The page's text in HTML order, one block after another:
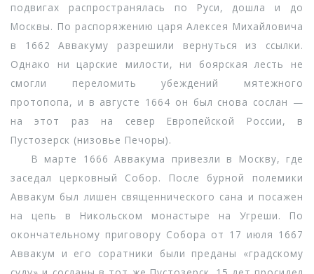
подвигах распространялась по Руси, дошла и до
Москвы. По распоряжению царя Алексея Михайловича
в 1662 Аввакуму разрешили вернуться из ссылки.
Однако ни царские милости, ни боярская лесть не
смогли переломить убеждений мятежного
протопопа, и в августе 1664 он был снова сослан —
на этот раз на север Европейской России, в
Пустозерск (низовье Печоры).
В марте 1666 Аввакума привезли в Москву, где
заседал церковный Собор. После бурной полемики
Аввакум был лишен священнического сана и посажен
на цепь в Никольском монастыре на Угреши. По
окончательному приговору Собора от 17 июля 1667
Аввакум и его соратники были преданы «градскому